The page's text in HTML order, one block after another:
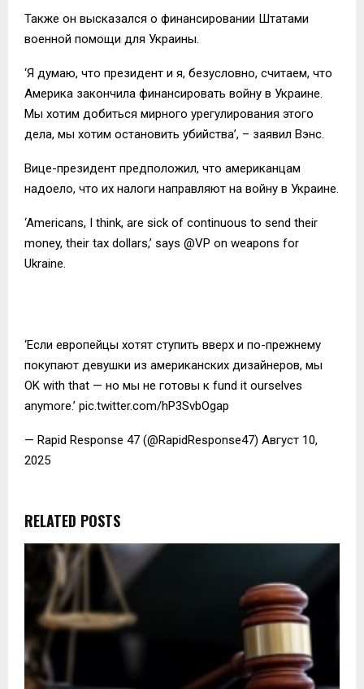
Также он высказался о финансировании Штатами
военной помощи для Украины.
‘Я думаю, что президент и я, безусловно, считаем, что
Америка закончила финансировать войну в Украине.
Мы хотим добиться мирного урегулирования этого
дела, мы хотим остановить убийства’, – заявил Вэнс.
Вице-президент предположил, что американцам
надоело, что их налоги направляют на войну в Украине.
‘Americans, I think, are sick of continuous to send their
money, their tax dollars,’ says @VP on weapons for
Ukraine.
‘Если европейцы хотят ступить вверх и по-прежнему
покупают девушки из американских дизайнеров, мы
OK with that — но мы не готовы к fund it ourselves
anymore.’ pic.twitter.com/hP3SvbOgap
— Rapid Response 47 (@RapidResponse47) Август 10,
2025
RELATED POSTS